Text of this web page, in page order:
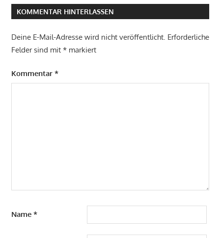
KOMMENTAR HINTERLASSEN
Deine E-Mail-Adresse wird nicht veröffentlicht. Erforderliche
Felder sind mit *markiert
Kommentar *
Name *